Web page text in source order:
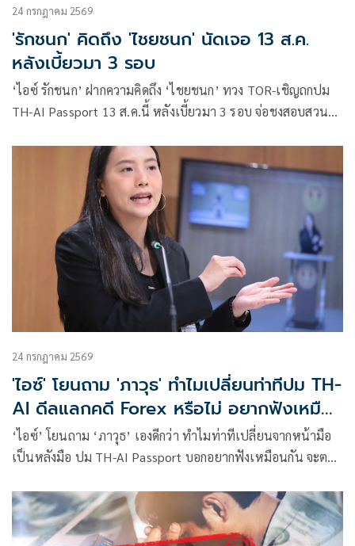
24 กรกฎาคม 2569
'รักชนก' คิดถึง 'ไชยชนก' นัดเจอ 13 ส.ค.
หลังเบี้ยวมา 3 รอบ
‘ไอซ์ รักชนก’ ฝากความคิดถึง ‘ไชยชนก’ ทวง TOR-เชิญถกปม
TH-AI Passport 13 ส.ค.นี้ หลังเบี้ยวมา 3 รอบ จ่อชงสอบสวน
24 กรกฎาคม 2569
'ไอซ์' โยนถาม 'ภาวุธ' ทำไมเปลี่ยนท่าทีปม TH-
AI ดีลแลกคดี Forex หรือไม่ อยากฟังเหมือน
กัน
‘ไอซ์’ โยนถาม ‘ภาวุธ’ เองดีกว่า ทำไมท่าทีเปลี่ยนจากหน้ามือ
เป็นหลังมือ ปม TH-AI Passport บอกอยากฟังเหมือนกัน จะตอบ
‘ความคุ้มค่า’ เพราะตอบเรื่อง ‘ทุจริต’ ไม่ได้ ย้ำธงปชน.ไม่
เปลี่ยน ล้มโครงการ ให้พับงบ 1,600 ล้านให้ได้